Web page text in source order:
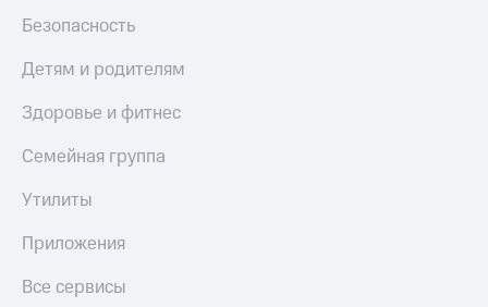
Безопасность
Детям и родителям
Здоровье и фитнес
Семейная группа
Утилиты
Приложения
Все сервисы